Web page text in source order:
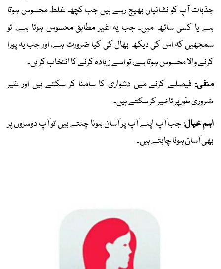
جذبات آپ کو نشانیاں بھیج رہے ہیں جب کچھ غلط محسوس ہوتا
ہے یا کسی ساتھ میں۔ جب یہ غیر مطابق محسوس ہوتا ہے، تو
سمجھیں کہ اس کی دیکھ بھال کی کیا ضرورت ہے، اور جب یہ پورا
کرنے والا محسوس ہوتا ہے، تو اسے زیادہ کرنے کا انتخاب کریں۔
منفی: فیصلے کرنے میں دشواری کا سامنا کر سکتے ہیں اور غیر
ضروری طور پر تاخیر کر سکتے ہیں۔
اہم خیال:جب آپ اپنے آپ پر آسان ہونا چنتے ہیں تو آپ دوسروں پر
بھی آسان ہونا چاہتے ہیں۔